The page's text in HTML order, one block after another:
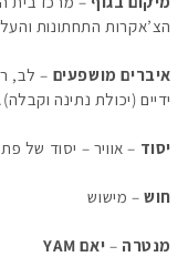
הצ’אקרות התחתונות
איברים מושפעים – לב,
ידיים (יכולת נתינה וקבלה).
יסוד – אוויר – יסוד של
חוש– מישוש
מנטרה – יאם YAM